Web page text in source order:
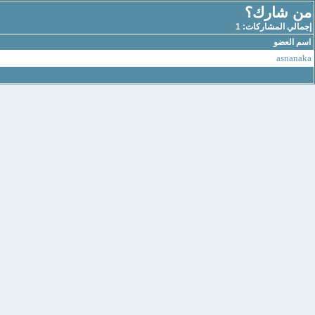
من شارك؟
إجمالي المشاركات: 1
اسم العضو
asnanaka